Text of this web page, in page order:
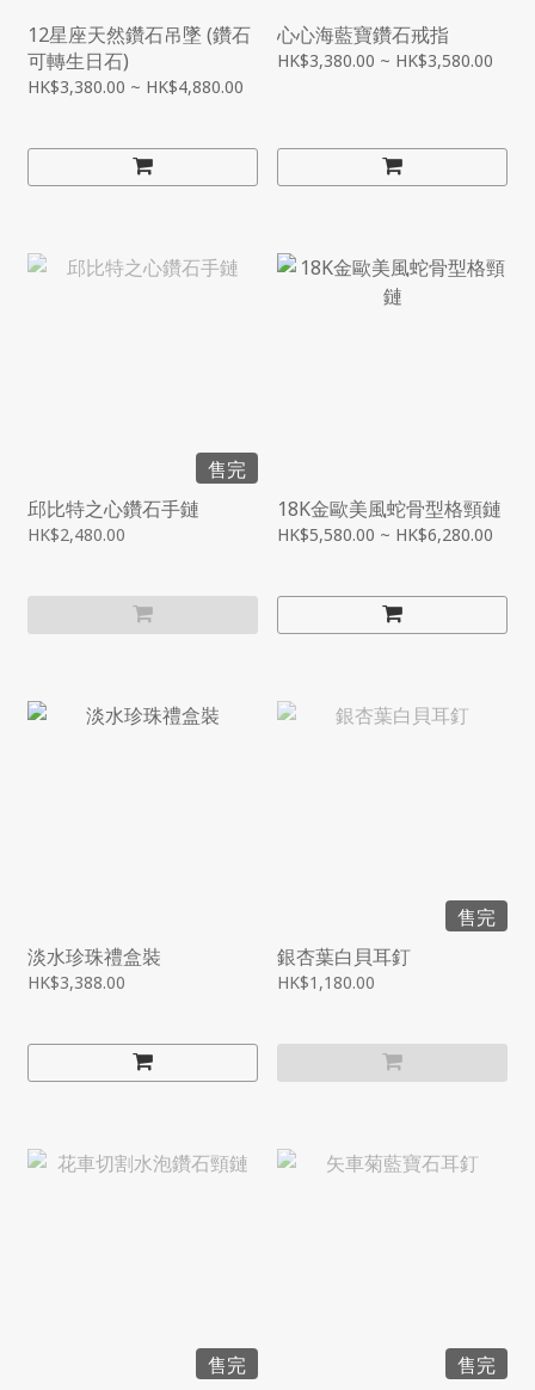
12星座天然鑽石吊墜 (鑽石
可轉生日石)
HK$3,380.00 ~ HK$4,880.00
心心海藍寶鑽石戒指
HK$3,380.00 ~ HK$3,580.00
售完
邱比特之心鑽石手鏈
HK$2,480.00
18K金歐美風蛇骨型格頸鏈
HK$5,580.00 ~ HK$6,280.00
淡水珍珠禮盒裝
HK$3,388.00
售完
銀杏葉白貝耳釘
HK$1,180.00
售完
售完